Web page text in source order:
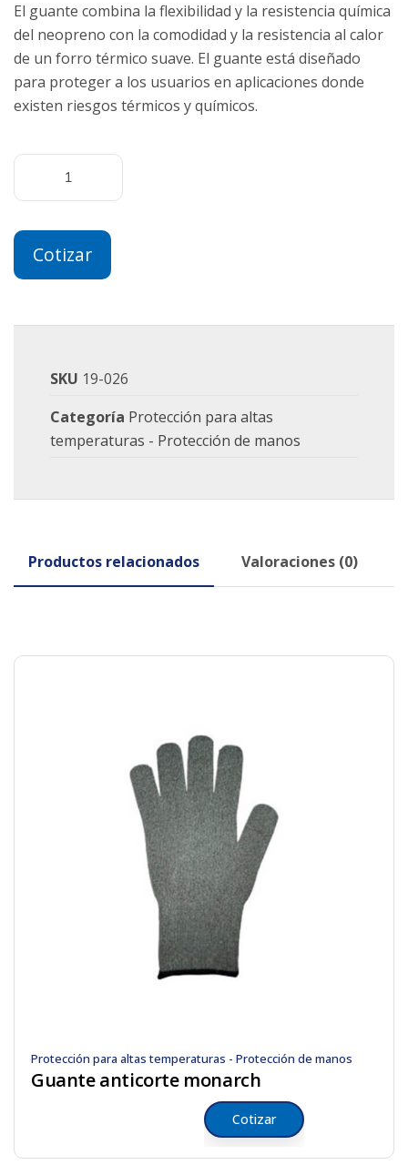
El guante combina la flexibilidad y la resistencia química
del neopreno con la comodidad y la resistencia al calor
de un forro térmico suave. El guante está diseñado
para proteger a los usuarios en aplicaciones donde
existen riesgos térmicos y químicos.
Cotizar
SKU 19-026
Categoría Protección para altas
temperaturas - Protección de manos
Productos relacionados Valoraciones (0)
Protección para altas temperaturas - Protección de manos
Guante anticorte monarch
Cotizar